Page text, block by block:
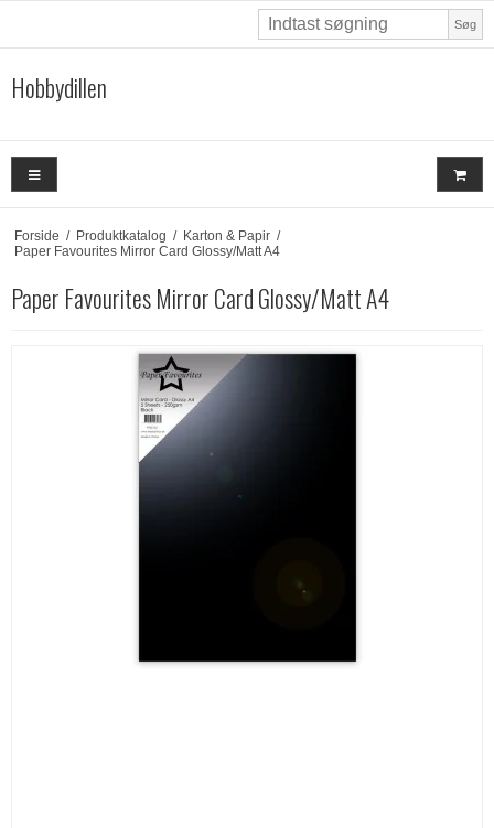
Søg
Hobbydillen
Forside / Produktkatalog / Karton & Papir /
Paper Favourites Mirror Card Glossy/Matt A4
Paper Favourites Mirror Card Glossy/Matt A4